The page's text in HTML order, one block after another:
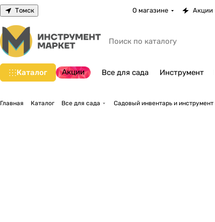
Томск О магазине Акции
Каталог Акции Все для сада Инструмент
Главная Каталог Все для сада Садовый инвентарь и инструмент